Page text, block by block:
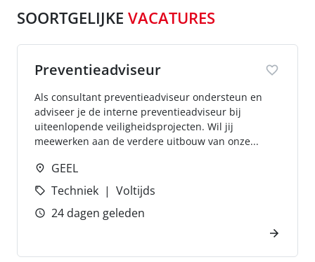
SOORTGELIJKE VACATURES
Preventieadviseur
Als consultant preventieadviseur ondersteun en
adviseer je de interne preventieadviseur bij
uiteenlopende veiligheidsprojecten. Wil jij
meewerken aan de verdere uitbouw van onze...
GEEL
Techniek
Voltijds
24 dagen geleden